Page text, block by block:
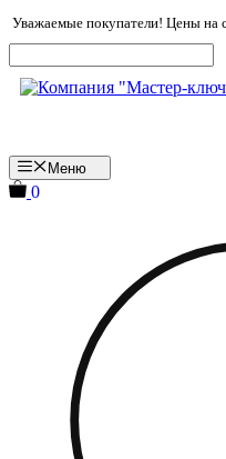
Перейти
к
содержимому
Уважаемые покупатели! Цены на
Меню
0